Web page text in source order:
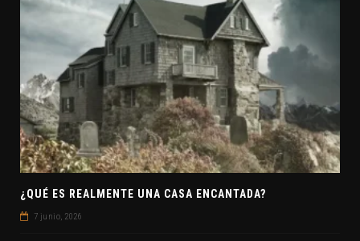
¿QUÉ ES REALMENTE UNA CASA ENCANTADA?
7 junio, 2026